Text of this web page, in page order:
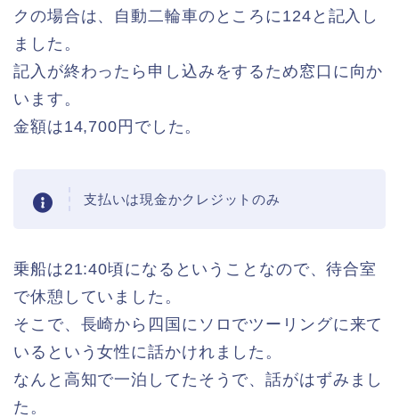
クの場合は、自動二輪車のところに124と記入し
ました。
記入が終わったら申し込みをするため窓口に向か
います。
金額は14,700円でした。
支払いは現金かクレジットのみ
乗船は21:40頃になるということなので、待合室
で休憩していました。
そこで、長崎から四国にソロでツーリングに来て
いるという女性に話かけれました。
なんと高知で一泊してたそうで、話がはずみまし
た。